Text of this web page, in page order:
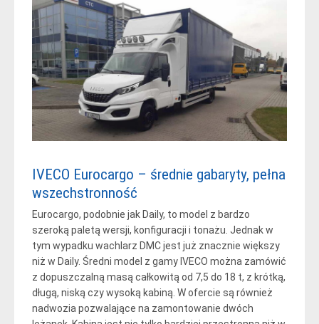
IVECO Eurocargo – średnie gabaryty, pełna
wszechstronność
Eurocargo, podobnie jak Daily, to model z bardzo
szeroką paletą wersji, konfiguracji i tonażu. Jednak w
tym wypadku wachlarz DMC jest już znacznie większy
niż w Daily. Średni model z gamy IVECO można zamówić
z dopuszczalną masą całkowitą od 7,5 do 18 t, z krótką,
długą, niską czy wysoką kabiną. W ofercie są również
nadwozia pozwalające na zamontowanie dwóch